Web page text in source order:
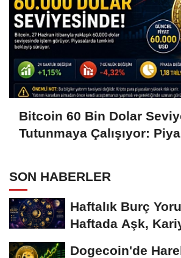
Bitcoin 60 Bin Dolar
Tutunmaya Çalışıyor:
SON HABERLER
Haftalık Burç
Haftada Aşk,
Dogecoin'de